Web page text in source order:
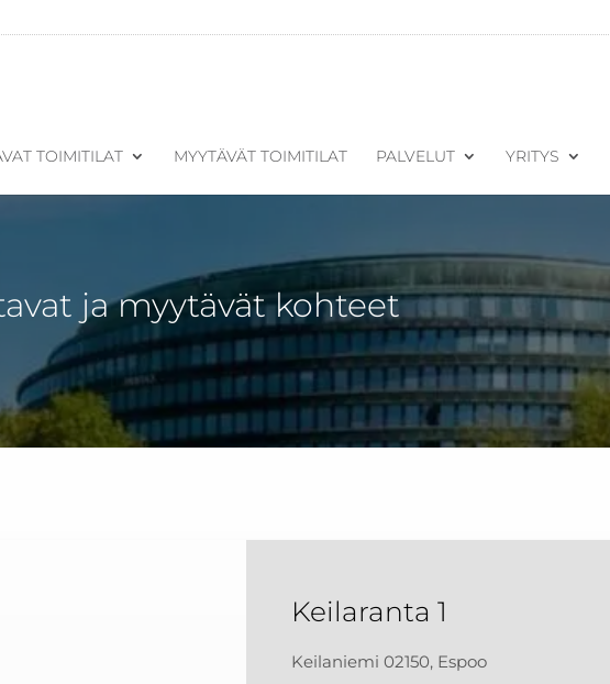
TOIMITILAT MYYTÄVÄT TOIMITILAT PALVELUT YRITYS
ja myytävät kohteet
Keilaranta 1
Keilaniemi 02150, Espoo